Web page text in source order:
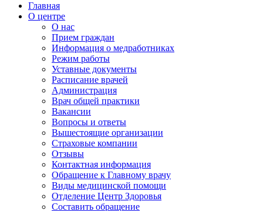
Главная
О центре
О нас
Прием граждан
Информация о медработниках
Режим работы
Уставные документы
Расписание врачей
Администрация
Врач общей практики
Вакансии
Вопросы и ответы
Вышестоящие организации
Страховые компании
Отзывы
Контактная информация
Обращение к Главному врачу
Виды медицинской помощи
Отделение Центр Здоровья
Составить обращение